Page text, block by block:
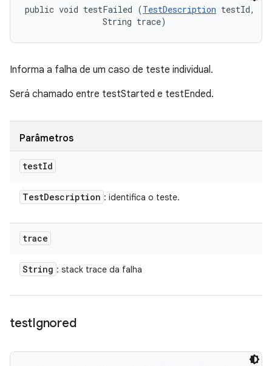
public void testFailed (TestDescription testId,
                String trace)
Informa a falha de um caso de teste individual.
Será chamado entre testStarted e testEnded.
Parâmetros
testId
TestDescription : identifica o teste.
trace
String : stack trace da falha
testIgnored